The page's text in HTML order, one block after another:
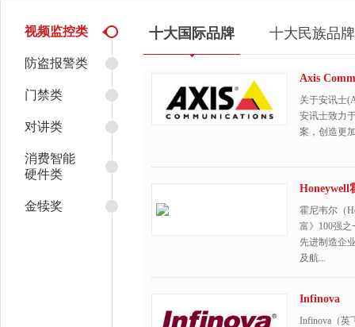
视频监控类
防盗报警类
门禁类
对讲类
消费智能
硬件类
金犊奖
十大国际品牌 十大民族品牌
Axis
关于安讯士
安讯士致力
案，创造更
Honeywell
霍尼韦尔（
富》100强
先进制造企
及航...
Infinova
Infinova（英